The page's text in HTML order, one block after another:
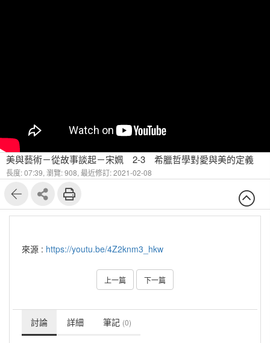
美與藝術－從故事談起－宋姵 2-3 希臘哲學對愛與美的定義
長度: 07:39, 瀏覽: 908, 最近修訂: 2021-02-08
來源 : https://youtu.be/4Z2knm3_hkw
上一篇 下一篇
討論 詳細 筆記 (0)